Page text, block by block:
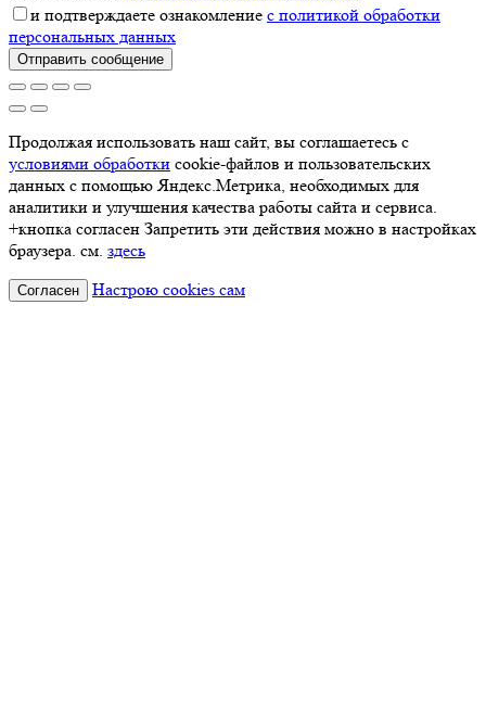
и подтверждаете ознакомление с политикой обработки
персональных данных
Отправить сообщение
Продолжая использовать наш сайт, вы соглашаетесь с
условиями обработки cookie-файлов и пользовательских
данных с помощью Яндекс.Метрика, необходимых для
аналитики и улучшения качества работы сайта и сервиса.
+кнопка согласен Запретить эти действия можно в настройках
браузера. см. здесь
Согласен Настрою cookies сам